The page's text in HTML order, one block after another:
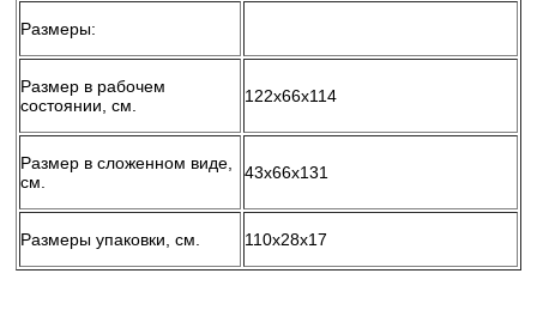
Размеры:
Размер в рабочем
состоянии, см.
122х66x114
Размер в сложенном виде,
см.
43х66x131
Размеры упаковки, см. 110х28x17